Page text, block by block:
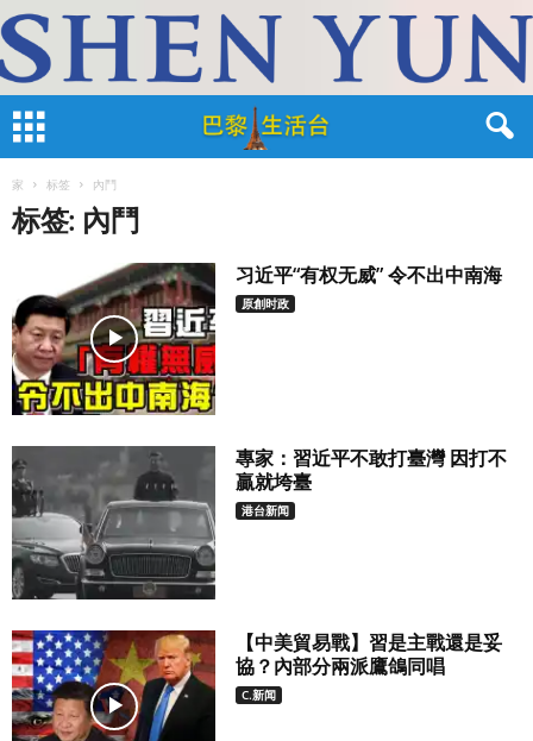
家 标签 內鬥
标签: 內鬥
习近平“有权无威” 令不出中南海
原創时政
專家：習近平不敢打臺灣 因打不
贏就垮臺
港台新闻
【中美貿易戰】習是主戰還是妥
協？內部分兩派鷹鴿同唱
C.新闻